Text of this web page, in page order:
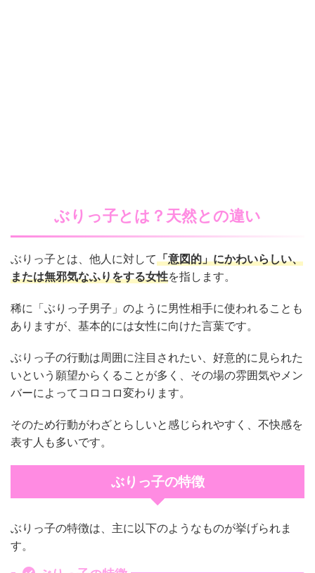
ぶりっ子とは？天然との違い
ぶりっ子とは、他人に対して「意図的」にかわいらしい、
または無邪気なふりをする女性を指します。
稀に「ぶりっ子男子」のように男性相手に使われることも
ありますが、基本的には女性に向けた言葉です。
ぶりっ子の行動は周囲に注目されたい、好意的に見られた
いという願望からくることが多く、その場の雰囲気やメン
バーによってコロコロ変わります。
そのため行動がわざとらしいと感じられやすく、不快感を
表す人も多いです。
ぶりっ子の特徴
ぶりっ子の特徴は、主に以下のようなものが挙げられま
す。